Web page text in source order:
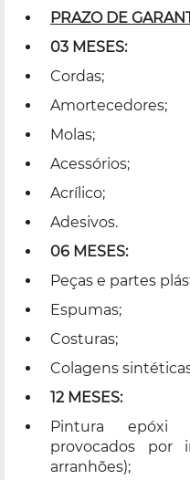
PRAZO DE
03 MESES:
Cordas;
Amortecedores;
Molas;
Acessórios;
Acrílico;
Adesivos.
06 MESES:
Peças e partes
Espumas;
Costuras;
Colagens
12 MESES:
Pintura epóxi
provocados por
arranhões);